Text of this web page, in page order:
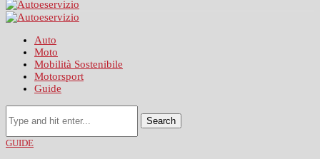
Auto
Moto
Mobilità Sostenibile
Motorsport
Guide
Search
GUIDE